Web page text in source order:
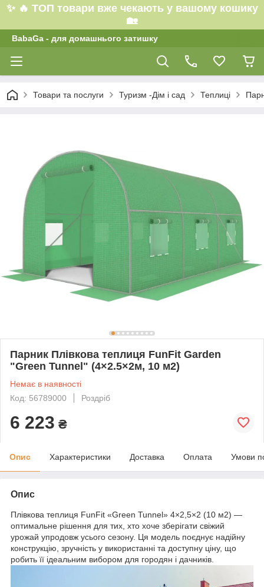
✨ 🔥 ТОП товари вже чекають у вашому кошику
🏡
BabaGa - для домашнього затишку
Товари та послуги Туризм -Дім і сад Теплиці
Парник Плівкова теплиця FunFit Garden
"Green Tunnel" (4×2.5×2м, 10 м2)
Немає в наявності
Код: 56789000
Роздріб
6 223 ₴
Опис Характеристики Доставка Оплата Умови
Опис
Плівкова теплиця FunFit «Green Tunnel» 4×2,5×2 (10 м2) —
оптимальне рішення для тих, хто хоче зберігати свіжий
урожай упродовж усього сезону. Ця модель поєднує надійну
конструкцію, зручність у використанні та доступну ціну, що
робить її ідеальним вибором для городян і дачників.